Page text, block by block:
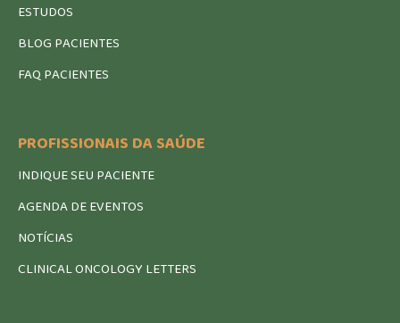
ESTUDOS
BLOG PACIENTES
FAQ PACIENTES
PROFISSIONAIS DA SAÚDE
INDIQUE SEU PACIENTE
AGENDA DE EVENTOS
NOTÍCIAS
CLINICAL ONCOLOGY LETTERS